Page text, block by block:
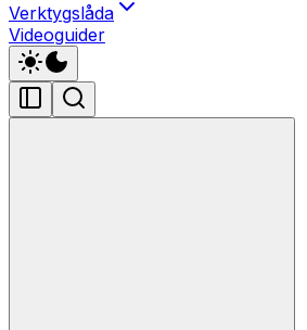
Verktygslåda
Videoguider